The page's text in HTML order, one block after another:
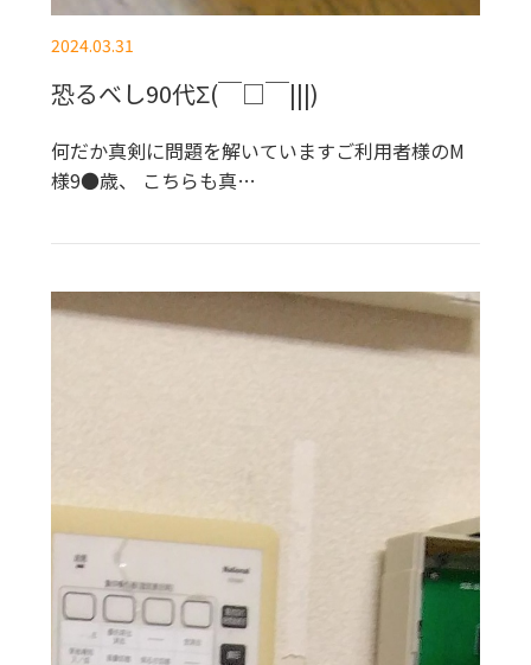
2024.03.31
恐るべし90代Σ(￣□￣|||)
何だか真剣に問題を解いていますご利用者様のM
様9●歳、 こちらも真…